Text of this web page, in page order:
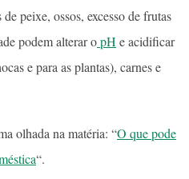
peixe, ossos, excesso de frutas
podem alterar opH e acidificar
e para as plantas), carnes e
olhada na matéria: “O que pode
“.